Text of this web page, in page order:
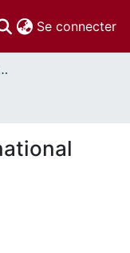
Se connecter
School of Management